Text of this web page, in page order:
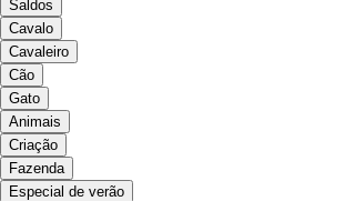
Saldos
Cavalo
Cavaleiro
Cão
Gato
Animais
Criação
Fazenda
Especial de verão